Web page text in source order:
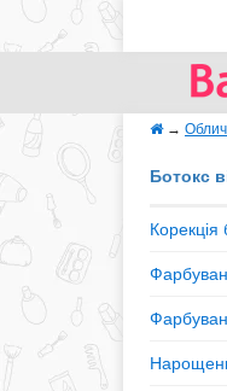
→
Ботокс
Корекція